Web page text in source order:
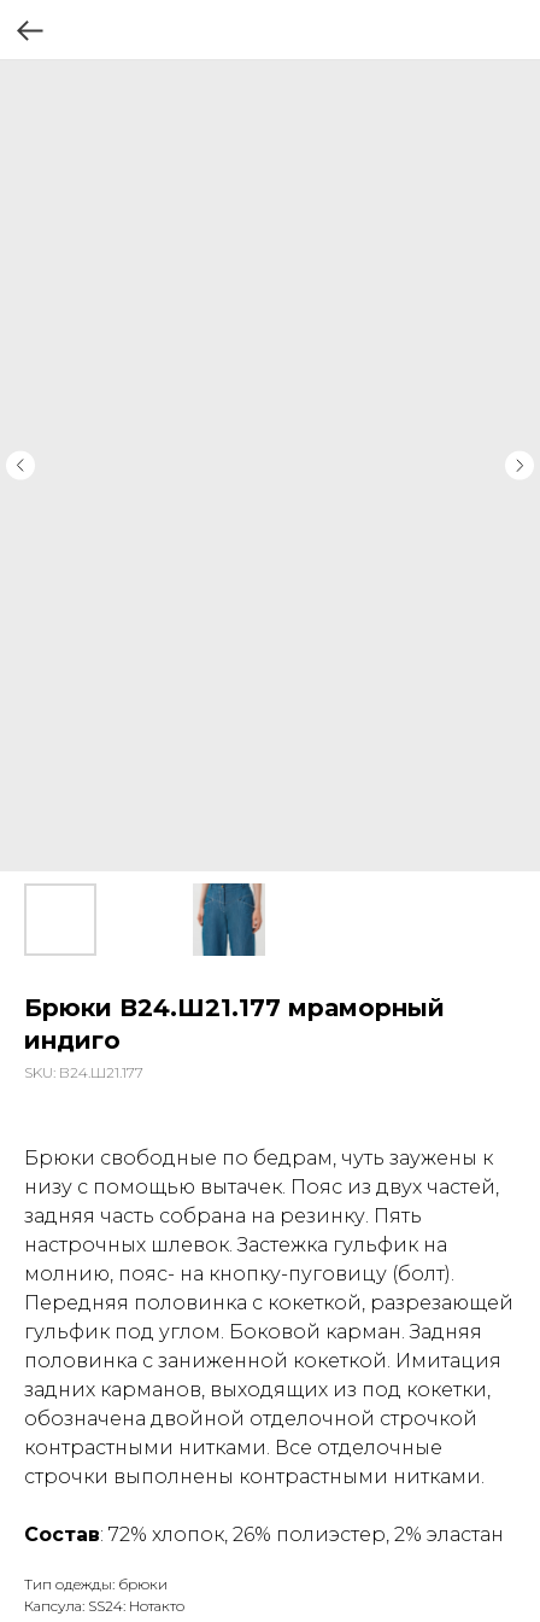
Брюки В24.Ш21.177 мраморный
индиго
SKU: В24.Ш21.177
Брюки свободные по бедрам, чуть заужены к
низу с помощью вытачек. Пояс из двух частей,
задняя часть собрана на резинку. Пять
настрочных шлевок. Застежка гульфик на
молнию, пояс- на кнопку-пуговицу (болт).
Передняя половинка с кокеткой, разрезающей
гульфик под углом. Боковой карман. Задняя
половинка с заниженной кокеткой. Имитация
задних карманов, выходящих из под кокетки,
обозначена двойной отделочной строчкой
контрастными нитками. Все отделочные
строчки выполнены контрастными нитками.
Состав: 72% хлопок, 26% полиэстер, 2% эластан
Тип одежды: брюки
Капсула: SS24: Нотакто